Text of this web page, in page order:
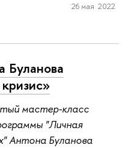
26 мая 2022
Буланова
мастер-класс
"Личная
Антона Буланова